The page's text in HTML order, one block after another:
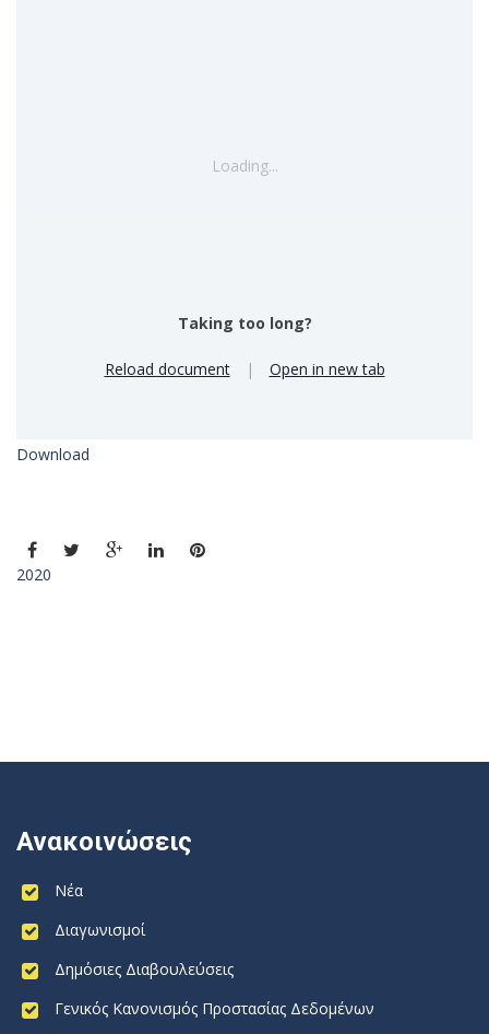
Loading...
Taking too long?
Reload document | Open in new tab
Download
2020
Ανακοινώσεις
Νέα
Διαγωνισμοί
Δημόσιες Διαβουλεύσεις
Γενικός Κανονισμός Προστασίας Δεδομένων